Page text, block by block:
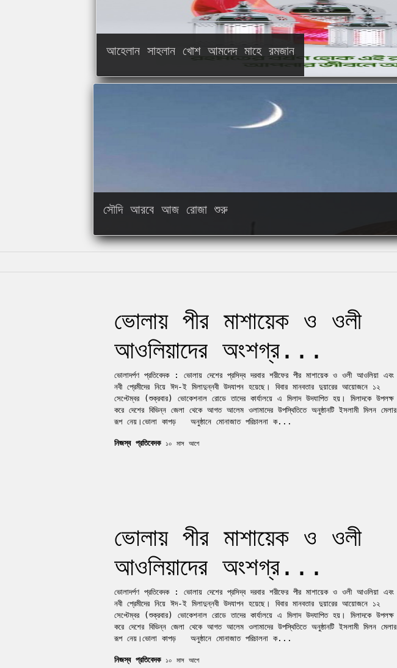
আহেলান সাহলান খোশ আমদেদ মাহে রমজান
সৌদি আরবে আজ রোজা শুরু
পবিত্র হজের আনুষ্ঠানিকতা শুরু
ভোলায় পীর মাশায়েক ও ওলী
আওলিয়াদের অংশগ্র...
ভোলাদর্পণ প্রতিবেদক : ভোলায় দেশের প্রসিদ্ব দরবার শরীফের পীর মাশায়েক ও ওলী আওলিয়া এবং
নবী প্রেমীদের নিয়ে ঈদ-ই মিলাদুন্নবী উদযাপন হয়েছে। বিবার মানবতার দুয়ারের আয়োজনে ১২
সেপ্টেম্বর (শুক্রবার) ভোকেশনাল রোডে তাদের কার্যালয়ে এ মিলাদ উদযাপিত হয়। মিলাদকে উপলক্ষ
করে দেশের বিভিন্ন জেলা থেকে আগত আলেম ওলামাদের উপস্থিতিতে অনুষ্ঠানটি ইসলামী মিলন মেলার
রূপ নেয়।ভোলা কাপড় অনুষ্ঠানে মোনাজাত পরিচালনা ক...
নিজস্ব প্রতিবেদক ১০ মাস আগে
ভোলায় পীর মাশায়েক ও ওলী
আওলিয়াদের অংশগ্র...
ভোলাদর্পণ প্রতিবেদক : ভোলায় দেশের প্রসিদ্ব দরবার শরীফের পীর মাশায়েক ও ওলী আওলিয়া এবং
নবী প্রেমীদের নিয়ে ঈদ-ই মিলাদুন্নবী উদযাপন হয়েছে। বিবার মানবতার দুয়ারের আয়োজনে ১২
সেপ্টেম্বর (শুক্রবার) ভোকেশনাল রোডে তাদের কার্যালয়ে এ মিলাদ উদযাপিত হয়। মিলাদকে উপলক্ষ
করে দেশের বিভিন্ন জেলা থেকে আগত আলেম ওলামাদের উপস্থিতিতে অনুষ্ঠানটি ইসলামী মিলন মেলার
রূপ নেয়।ভোলা কাপড় অনুষ্ঠানে মোনাজাত পরিচালনা ক...
নিজস্ব প্রতিবেদক ১০ মাস আগে